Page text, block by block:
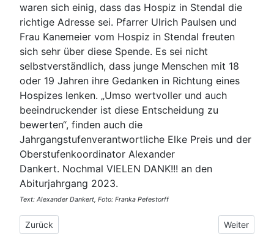
waren sich einig, dass das Hospiz in Stendal die
richtige Adresse sei. Pfarrer Ulrich Paulsen und
Frau Kanemeier vom Hospiz in Stendal freuten
sich sehr über diese Spende. Es sei nicht
selbstverständlich, dass junge Menschen mit 18
oder 19 Jahren ihre Gedanken in Richtung eines
Hospizes lenken. „Umso wertvoller und auch
beeindruckender ist diese Entscheidung zu
bewerten“, finden auch die
Jahrgangstufenverantwortliche Elke Preis und der
Oberstufenkoordinator Alexander
Dankert. Nochmal VIELEN DANK!!! an den
Abiturjahrgang 2023.
Text: Alexander Dankert, Foto: Franka Pefestorff
Vorheriger Beitrag: Letzter Schultag 2024
Zurück Nächster
Weiter